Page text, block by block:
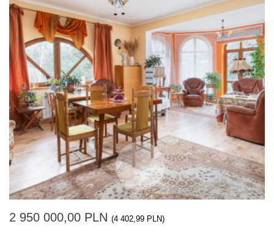
2 950 000,00 PLN (4 402,99 PLN)